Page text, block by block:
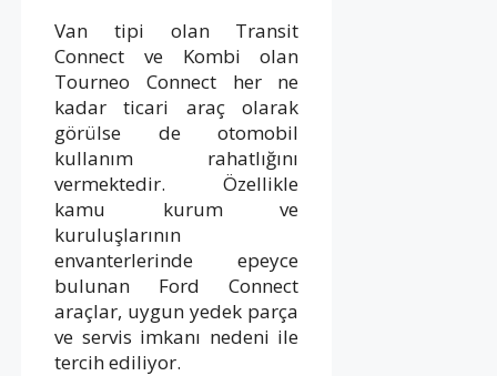
Van tipi olan Transit
Connect ve Kombi olan
Tourneo Connect her ne
kadar ticari araç olarak
görülse de otomobil
kullanım rahatlığını
vermektedir. Özellikle
kamu kurum ve
kuruluşlarının
envanterlerinde epeyce
bulunan Ford Connect
araçlar, uygun yedek parça
ve servis imkanı nedeni ile
tercih ediliyor.